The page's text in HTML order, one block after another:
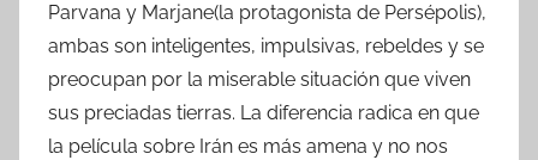
Parvana y Marjane(la protagonista de Persépolis),
ambas son inteligentes, impulsivas, rebeldes y se
preocupan por la miserable situación que viven
sus preciadas tierras. La diferencia radica en que
la película sobre Irán es más amena y no nos